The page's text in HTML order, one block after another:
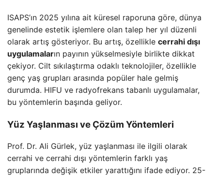
ISAPS’ın 2025 yılına ait küresel raporuna göre, dünya
genelinde estetik işlemlere olan talep her yıl düzenli
olarak artış gösteriyor. Bu artış, özellikle cerrahi dışı
uygulamaların payının yükselmesiyle birlikte dikkat
çekiyor. Cilt sıkılaştırma odaklı teknolojiler, özellikle
genç yaş grupları arasında popüler hale gelmiş
durumda. HIFU ve radyofrekans tabanlı uygulamalar,
bu yöntemlerin başında geliyor.
Yüz Yaşlanması ve Çözüm Yöntemleri
Prof. Dr. Ali Gürlek, yüz yaşlanması ile ilgili olarak
cerrahi ve cerrahi dışı yöntemlerin farklı yaş
gruplarında değişik etkiler yarattığını ifade ediyor. 25-